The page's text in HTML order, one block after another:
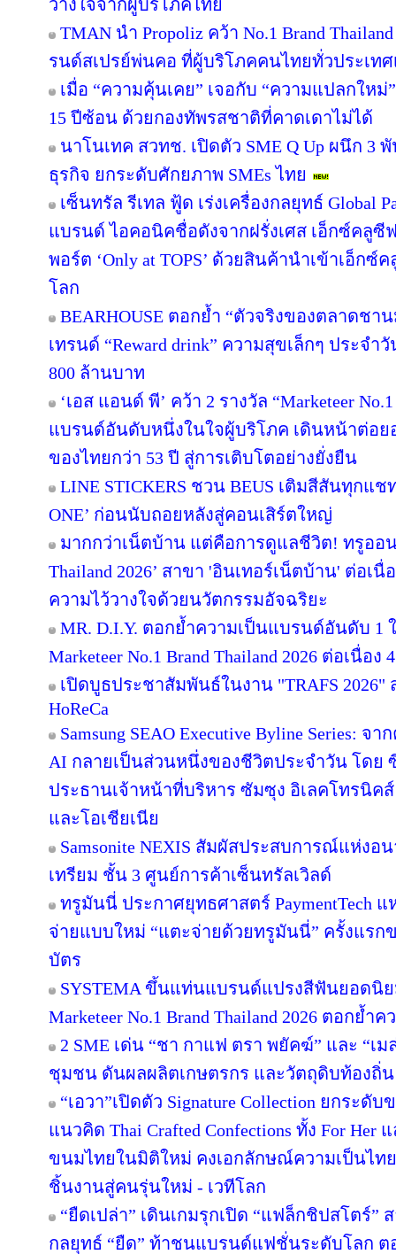
วางใจจากผู้บริโภคไทย
TMAN นำ Propoliz คว้า No.1 Brand
รนด์สเปรย์พ่นคอ ที่ผู้บริโภคคนไทยทั่วประเทศ
เมื่อ “ความคุ้นเคย” เจอกับ “ความแปลกใหม่
15 ปีซ้อน ด้วยกองทัพรสชาติที่คาดเดาไม่ได้
นาโนเทค สวทช. เปิดตัว SME Q Up ผนึก
ธุรกิจ ยกระดับศักยภาพ SMEs ไทย
เซ็นทรัล รีเทล ฟู้ด เร่งเครื่องกลยุทธ์ Global
แบรนด์ ไอคอนิคชื่อดังจากฝรั่งเศส เอ็กซ์คลูซี
พอร์ต ‘Only at TOPS’ ด้วยสินค้านำเข้าเอ็ก
โลก
BEARHOUSE ตอกย้ำ “ตัวจริงของตลาดชา
เทรนด์ “Reward drink” ความสุขเล็กๆ ประจำ
800 ล้านบาท
‘เอส แอนด์ พี’ คว้า 2 รางวัล “Marketeer
แบรนด์อันดับหนึ่งในใจผู้บริโภค เดินหน้าต่อย
ของไทยกว่า 53 ปี สู่การเติบโตอย่างยั่งยืน
LINE STICKERS ชวน BEUS เติมสีสันทุกแช
ONE’ ก่อนนับถอยหลังสู่คอนเสิร์ตใหญ่
มากกว่าเน็ตบ้าน แต่คือการดูแลชีวิต! ทรูออน
Thailand 2026’ สาขา 'อินเทอร์เน็ตบ้าน' ต่อเ
ความไว้วางใจด้วยนวัตกรรมอัจฉริยะ
MR. D.I.Y. ตอกย้ำความเป็นแบรนด์อันดับ 1
Marketeer No.1 Brand Thailand 2026 ต่อเนื่อง
เปิดบูธประชาสัมพันธ์ในงาน "TRAFS
HoReCa
Samsung SEAO Executive Byline Series:
AI กลายเป็นส่วนหนึ่งของชีวิตประจำวัน โดย
ประธานเจ้าหน้าที่บริหาร ซัมซุง อิเลคโทรนิค
และโอเชียเนีย
Samsonite NEXIS สัมผัสประสบการณ์แห่ง
เทรียม ชั้น 3 ศูนย์การค้าเซ็นทรัลเวิลด์
ทรูมันนี่ ประกาศยุทธศาสตร์ PaymentTech
จ่ายแบบใหม่ “แตะจ่ายด้วยทรูมันนี่” ครั้งแรก
บัตร
SYSTEMA ขึ้นแท่นแบรนด์แปรงสีฟันยอดนิ
Marketeer No.1 Brand Thailand 2026 ตอกย้
2 SME เด่น “ชา กาแฟ ตรา พยัคฆ์” และ “
ชุมชน ดันผลผลิตเกษตรกร และวัตถุดิบท้องถิ่
“เอวา”เปิดตัว Signature Collection ยกระ
แนวคิด Thai Crafted Confections ทั้ง For Her
ขนมไทยในมิติใหม่ คงเอกลักษณ์ความเป็นไท
ชิ้นงานสู่คนรุ่นใหม่ - เวทีโลก
“ยืดเปล่า” เดินเกมรุกเปิด “แฟล็กชิปสโตร์”
กลยุทธ์ “ยืด” ท้าชนแบรนด์แฟชั่นระดับโลก